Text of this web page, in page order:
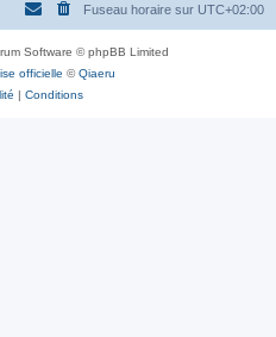
Fuseau horaire sur UTC+02:00
Software © phpBB Limited
officielle ©Qiaeru
| Conditions